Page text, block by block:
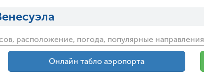
расположение, погода, популярные
Онлайн табло аэропорта